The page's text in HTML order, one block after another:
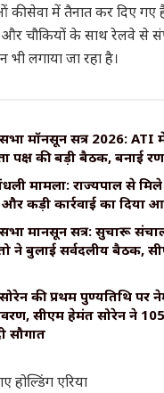
की सेवा में तैनात कर दिए
चौकियों के साथ रेलवे से
भी लगाया जा रहा है।
मॉनसून सत्र 2026: ATI
पक्ष की बड़ी बैठक, बनाई
मामला: राज्यपाल से
और कड़ी कार्रवाई का दिया
मानसून सत्र: सुचारू
ने बुलाई सर्वदलीय बैठक,
सोरेन की प्रथम पुण्यतिथि
सीएम हेमंत सोरेन ने
सौगात
होल्डिंग एरिया